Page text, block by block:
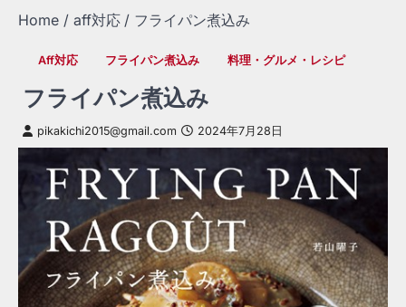
Home aff対応 フライパン煮込み
Aff対応 フライパン煮込み 料理・グルメ・レシピ
フライパン煮込み
pikakichi2015@gmail.com 2024年7月28日